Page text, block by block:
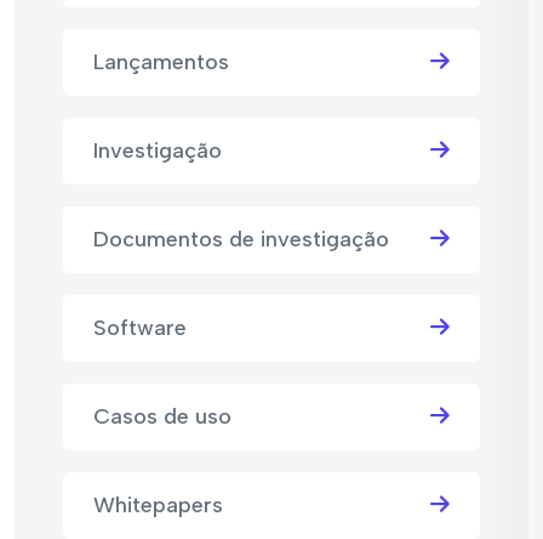
Lançamentos
Investigação
Documentos de investigação
Software
Casos de uso
Whitepapers